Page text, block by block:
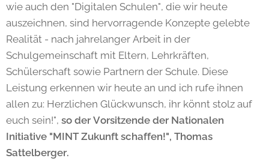
wie auch den "Digitalen Schulen", die wir heute
auszeichnen, sind hervorragende Konzepte gelebte
Realität - nach jahrelanger Arbeit in der
Schulgemeinschaft mit Eltern, Lehrkräften,
Schülerschaft sowie Partnern der Schule. Diese
Leistung erkennen wir heute an und ich rufe ihnen
allen zu: Herzlichen Glückwunsch, ihr könnt stolz auf
euch sein!", so der Vorsitzende der Nationalen
Initiative "MINT Zukunft schaffen!", Thomas
Sattelberger.